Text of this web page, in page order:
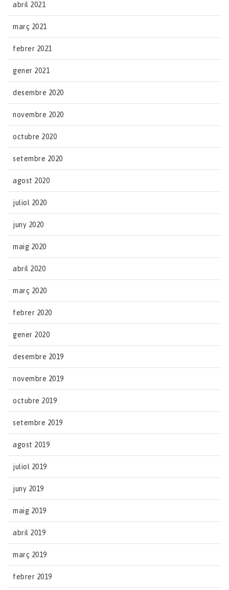
abril 2021
març 2021
febrer 2021
gener 2021
desembre 2020
novembre 2020
octubre 2020
setembre 2020
agost 2020
juliol 2020
juny 2020
maig 2020
abril 2020
març 2020
febrer 2020
gener 2020
desembre 2019
novembre 2019
octubre 2019
setembre 2019
agost 2019
juliol 2019
juny 2019
maig 2019
abril 2019
març 2019
febrer 2019